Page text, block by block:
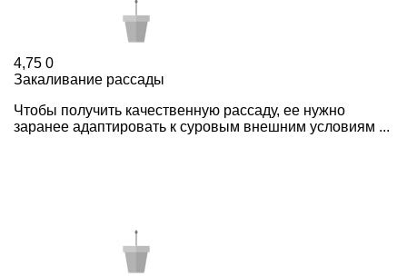
4,75 0
Закаливание рассады
Чтобы получить качественную рассаду, ее нужно
заранее адаптировать к суровым внешним условиям ...